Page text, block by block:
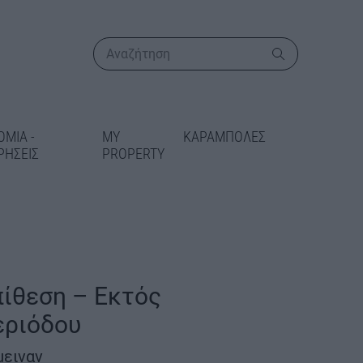
-
MY
PROPERTY
ΚΑΡΑΜΠΟΛΕΣ
Γραμμές
5
– Εκτός